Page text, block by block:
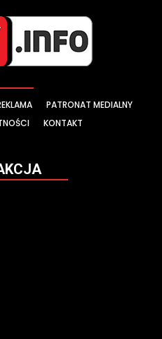
PATRONAT MEDIALNY
KONTAKT